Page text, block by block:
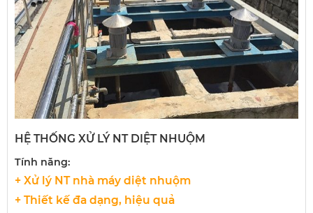
HỆ THỐNG XỬ LÝ NT DIỆT NHUỘM
Tính năng:
+ Xử lý NT nhà máy diệt nhuộm
+ Thiết kế đa dạng, hiệu quả